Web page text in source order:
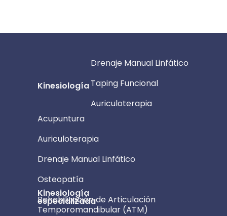
Kinesiología
Drenaje Manual Linfático
Taping Funcional
Auriculoterapia
Kinesiología
especializada
Acupuntura
Auriculoterapia
Drenaje Manual Linfático
Osteopatía
Rehabilitación de Articulación
Temporomandibular (ATM)